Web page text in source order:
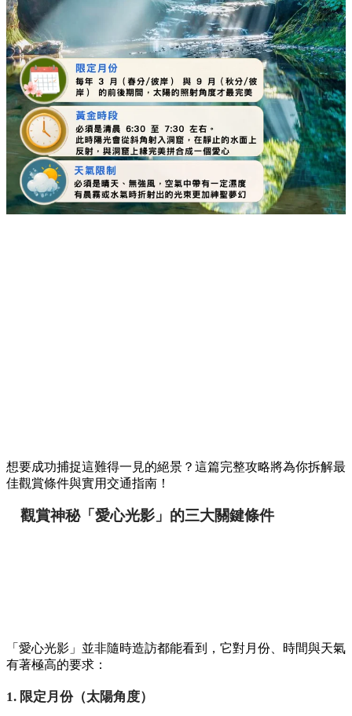
想要成功捕捉這難得一見的絕景？這篇完整攻略將為你拆解最
佳觀賞條件與實用交通指南！
觀賞神秘「愛心光影」的三大關鍵條件
「愛心光影」並非隨時造訪都能看到，它對月份、時間與天氣
有著極高的要求：
1. 限定月份（太陽角度）